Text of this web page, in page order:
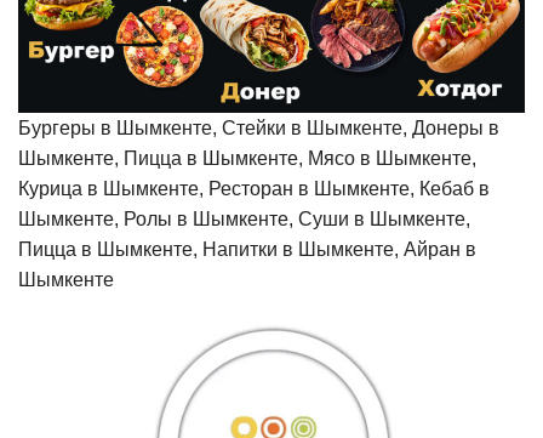
Бургеры в Шымкенте, Стейки в Шымкенте, Донеры в
Шымкенте, Пицца в Шымкенте, Мясо в Шымкенте,
Курица в Шымкенте, Ресторан в Шымкенте, Кебаб в
Шымкенте, Ролы в Шымкенте, Суши в Шымкенте,
Пицца в Шымкенте, Напитки в Шымкенте, Айран в
Шымкенте